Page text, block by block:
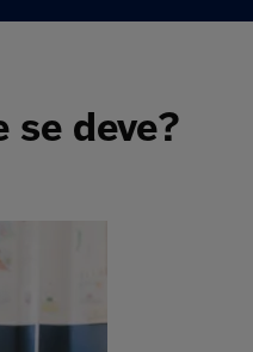
se deve?